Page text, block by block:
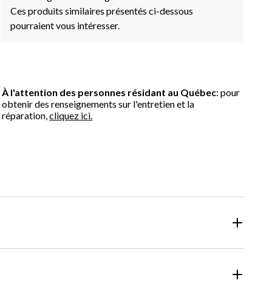
Ces produits similaires présentés ci-dessous
pourraient vous intéresser.
À l'attention des personnes résidant au Québec: pour
obtenir des renseignements sur l'entretien et la
réparation,cliquez ici.